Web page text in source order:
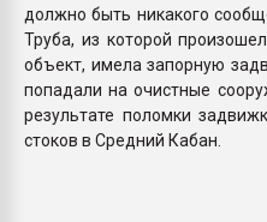
должно быть никакого
Труба, из которой
объект, имела запорную
попадали на очистные
результате поломки
стоков в Средний Кабан.